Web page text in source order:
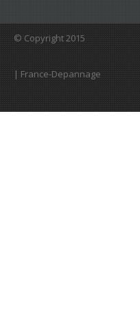
© Copyright 2015
| France-Depannage